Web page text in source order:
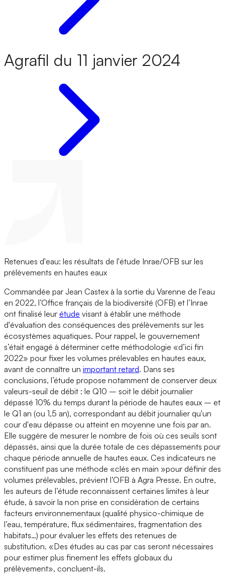
Agrafil du 11 janvier 2024
Retenues d'eau: les résultats de l'étude Inrae/OFB sur les
prélèvements en hautes eaux
Commandée par Jean Castex à la sortie du Varenne de l'eau
en 2022, l’Office français de la biodiversité (OFB) et l’Inrae
ont finalisé leur étude visant à établir une méthode
d'évaluation des conséquences des prélèvements sur les
écosystèmes aquatiques. Pour rappel, le gouvernement
s’était engagé à déterminer cette méthodologie «d’ici fin
2022» pour fixer les volumes prélevables en hautes eaux,
avant de connaître un important retard. Dans ses
conclusions, l’étude propose notamment de conserver deux
valeurs-seuil de débit : le Q10 – soit le débit journalier
dépassé 10% du temps durant la période de hautes eaux – et
le Q1 an (ou 1,5 an), correspondant au débit journalier qu'un
cour d'eau dépasse ou atteint en moyenne une fois par an.
Elle suggère de mesurer le nombre de fois où ces seuils sont
dépassés, ainsi que la durée totale de ces dépassements pour
chaque période annuelle de hautes eaux. Ces indicateurs ne
constituent pas une méthode «clés en main »pour définir des
volumes prélevables, prévient l’OFB à Agra Presse. En outre,
les auteurs de l’étude reconnaissent certaines limites à leur
étude, à savoir la non prise en considération de certains
facteurs environnementaux (qualité physico-chimique de
l’eau, température, flux sédimentaires, fragmentation des
habitats…) pour évaluer les effets des retenues de
substitution. «Des études au cas par cas seront nécessaires
pour estimer plus finement les effets globaux du
prélèvement», concluent-ils.